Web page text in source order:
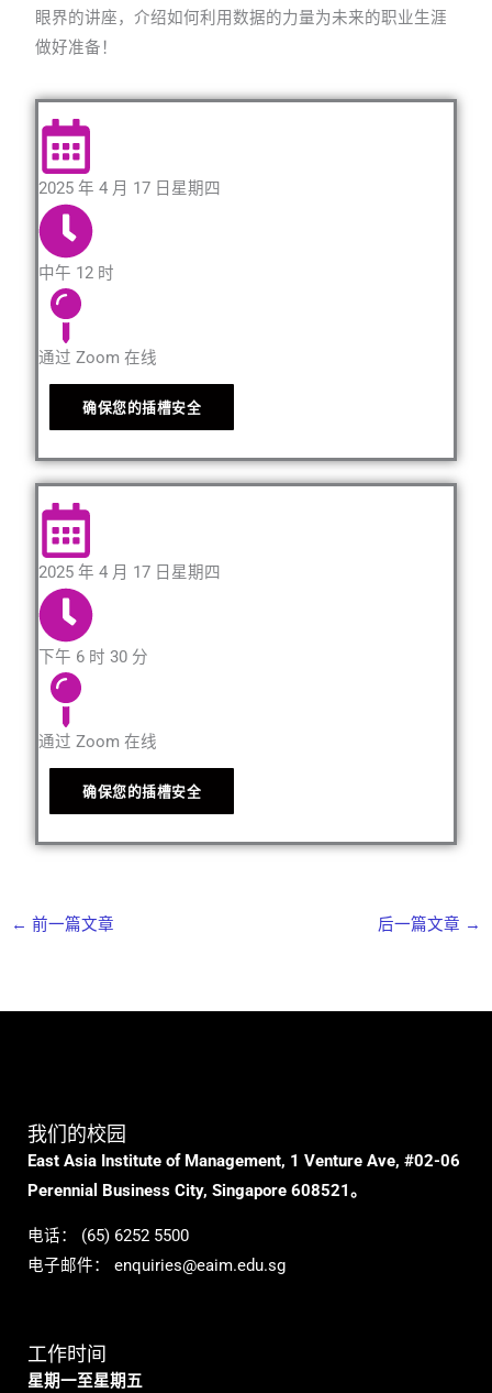
眼界的讲座，介绍如何利用数据的力量为未来的职业生涯
做好准备！
2025 年 4 月 17 日星期四
中午 12 时
通过 Zoom 在线
确保您的插槽安全
2025 年 4 月 17 日星期四
下午 6 时 30 分
通过 Zoom 在线
确保您的插槽安全
← 前一篇文章 后一篇文章 →
我们的校园
East Asia Institute of Management, 1 Venture Ave, #02-06
Perennial Business City, Singapore 608521。
电话： (65) 6252 5500
电子邮件： enquiries@eaim.edu.sg
工作时间
星期一至星期五